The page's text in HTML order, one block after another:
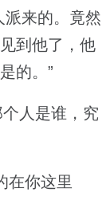
派来的。竟然
到他了，他
的。”
人是谁，究
在你这里